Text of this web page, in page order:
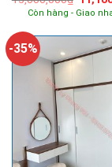
gốc
là:
Còn hàng - Giao
-35%